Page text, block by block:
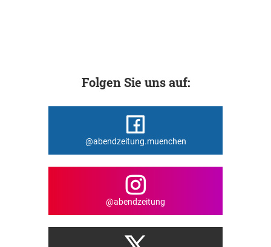
Folgen Sie uns auf:
@abendzeitung.muenchen
@abendzeitung